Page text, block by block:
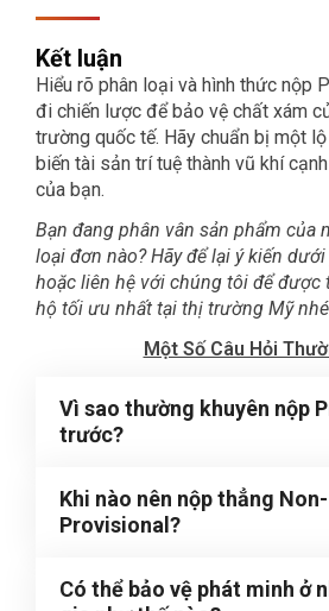
Kết luận
Hiểu rõ phân loại và hình thức nộp
đi chiến lược để bảo vệ chất xám
trường quốc tế. Hãy chuẩn bị một
biến tài sản trí tuệ thành vũ khí
của bạn.
Bạn đang phân vân sản phẩm của
loại đơn nào? Hãy để lại ý kiến
hoặc liên hệ với chúng tôi để được
hộ tối ưu nhất tại thị trường Mỹ
Một Số Câu Hỏi
Vì sao thường khuyên nộp
trước?
Khi nào nên nộp thẳng Non-
Provisional?
Có thể bảo vệ phát minh ở